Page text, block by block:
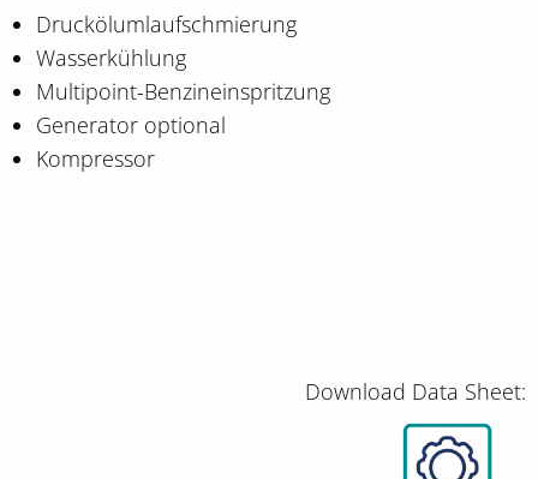
Druckölumlaufschmierung
Wasserkühlung
Multipoint-Benzineinspritzung
Generator optional
Kompressor
Download Data Sheet: